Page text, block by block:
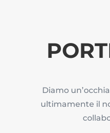
Diamo
ultimamente il